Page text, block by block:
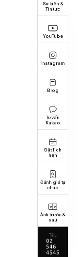
Sự kiện &
Tin tức
YouTube
Instagram
Blog
Tư vấn
Kakao
Đặt lịch
hẹn
Đánh giá tự
chụp
Ảnh trước &
sau
TEL
02
546
4545